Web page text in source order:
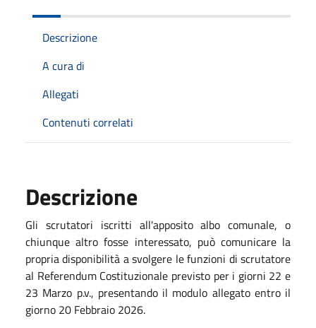
Descrizione
A cura di
Allegati
Contenuti correlati
Descrizione
Gli scrutatori iscritti all'apposito albo comunale, o
chiunque altro fosse interessato, può comunicare la
propria disponibilità a svolgere le funzioni di scrutatore
al Referendum Costituzionale previsto per i giorni 22 e
23 Marzo p.v., presentando il modulo allegato entro il
giorno 20 Febbraio 2026.